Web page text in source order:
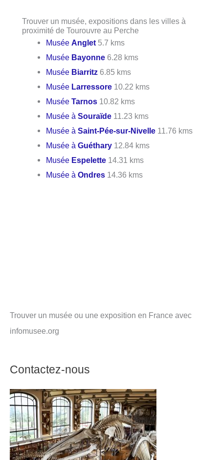
Trouver un musée, expositions dans les villes à
proximité de Tourouvre au Perche
MuséeAnglet 5.7 kms
Musée Bayonne 6.28 kms
Musée Biarritz 6.85 kms
Musée Larressore 10.22 kms
MuséeTarnos 10.82 kms
Musée àSouraïde 11.23 kms
Musée àSaint-Pée-sur-Nivelle 11.76 kms
Musée àGuéthary 12.84 kms
Musée Espelette 14.31 kms
Musée àOndres 14.36 kms
Trouver un musée ou une exposition en France avec
infomusee.org
Contactez-nous